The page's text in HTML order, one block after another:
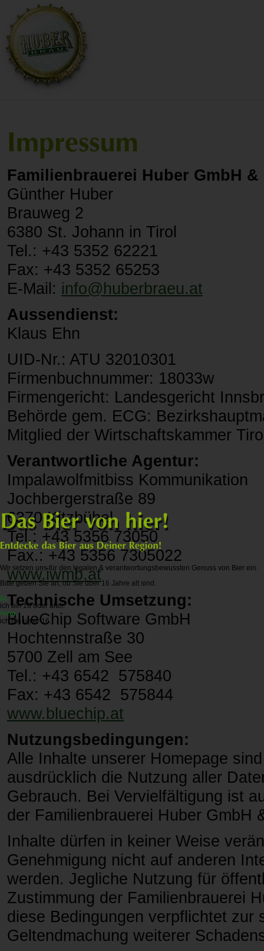
Familienbrauerei Huber GmbH &
Günther Huber
Brauweg 2
6380 St. Johann in Tirol
Tel.: +43 5352 62221
Fax: +43 5352 65253
E-Mail: info@huberbraeu.at
Aussendienst:
Klaus Ehn
UID-Nr.: ATU 32010301
Firmenbuchnummer: 18033w
Firmengericht: Landesgericht
Behörde gem. ECG:
Mitglied der Wirtschaftskammer
Verantwortliche Agentur:
Impalawolfmitbiss Kommunikation
Jochbergerstraße 89
6370 Kitzbühel
Tel.: +43 5356 73050
Fax.: +43 5356 7305022
www.iwmb.at
Technische Umsetzung:
BlueChip Software GmbH
Hochtennstraße 30
5700 Zell am See
Tel.: +43 6542 575840
Fax: +43 6542 575844
www.bluechip.at
Nutzungsbedingungen:
Alle Inhalte unserer Homepage
ausdrücklich die Nutzung aller
Gebrauch. Bei Vervielfältigung ist
der Familienbrauerei Huber GmbH
Inhalte dürfen in keiner Weise
Genehmigung nicht auf anderen
werden. Jegliche Nutzung für
Zustimmung der Familienbrauerei
diese Bedingungen verpflichtet zur
Geltendmachung weiterer
Wir setzen uns für den legalen & verantwortungsbewussten Genuss von Bier ein.
Bitte geben Sie an, ob Sie über 16 Jahre alt sind.
ich bin 16 oder älter.
ich bin unter 16.